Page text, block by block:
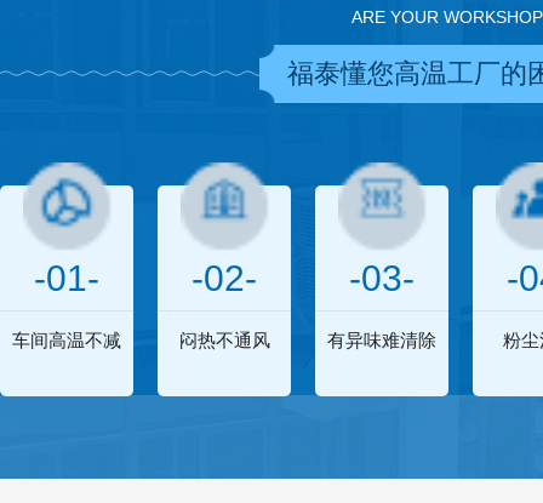
ARE YOUR
福泰懂您高温工厂的
-01-
车间高温不减
-02-
闷热不通风
-03-
有异味难清除
-
粉尘